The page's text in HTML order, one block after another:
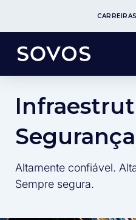
CARREIRAS
Segurança
Altamente confiável.
Sempre segura.